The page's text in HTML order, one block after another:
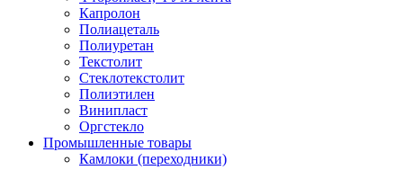
Капролон
Полиацеталь
Полиуретан
Текстолит
Стеклотекстолит
Полиэтилен
Винипласт
Оргстекло
Промышленные товары
Камлоки (переходники)